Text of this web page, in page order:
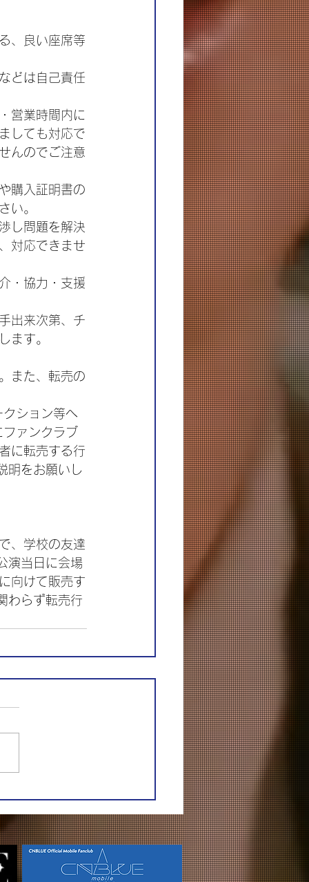
、良い座席等
どは自己責任
営業時間内に
しても対応で
んのでご注意
購入証明書の
い。
し問題を解決
対応できませ
・協力・支援
出来次第、チ
ます。
また、転売の
ション等へ
ァンクラブ
に転売する行
明をお願いし
、学校の友達
演当日に会場
向けて販売す
わらず転売行